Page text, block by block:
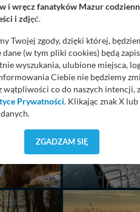
i wręcz fanatyków Mazur
i zdjęć.
Twojej zgody, dzięki której,
(w tym pliki cookies) będą
wyszukania, ulubione miejsca,
Ciebie nie będziemy
wątpliwości co do naszych intencji,
Prywatności. Klikając znak X
danych jest elementem
Serwisu
Reklamowa Kreacja Monika
się za pośrednictwem tejstrony
ZGADZAM SIĘ